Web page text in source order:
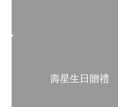
壽星生日贈禮